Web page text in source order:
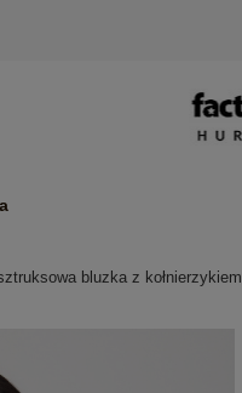
bluzka z kołnierzykiem